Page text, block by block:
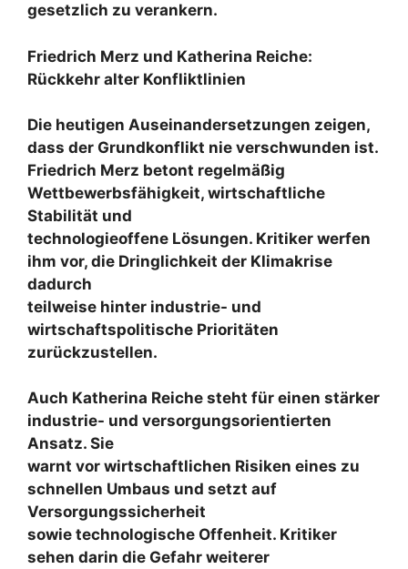
gesetzlich zu verankern.
Friedrich Merz und Katherina Reiche:
Rückkehr alter Konfliktlinien
Die heutigen Auseinandersetzungen zeigen,
dass der Grundkonflikt nie verschwunden ist.
Friedrich Merz betont regelmäßig
Wettbewerbsfähigkeit, wirtschaftliche
Stabilität und
technologieoffene Lösungen. Kritiker werfen
ihm vor, die Dringlichkeit der Klimakrise
dadurch
teilweise hinter industrie- und
wirtschaftspolitische Prioritäten
zurückzustellen.
Auch Katherina Reiche steht für einen stärker
industrie- und versorgungsorientierten
Ansatz. Sie
warnt vor wirtschaftlichen Risiken eines zu
schnellen Umbaus und setzt auf
Versorgungssicherheit
sowie technologische Offenheit. Kritiker
sehen darin die Gefahr weiterer